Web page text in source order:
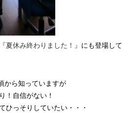
『夏休み終わりました！』 にも登場して
から知っていますが
！自信がない！
ひっそりしていたい・・・